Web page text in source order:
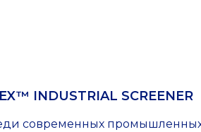
INDUSTRIAL SCREENER
современных